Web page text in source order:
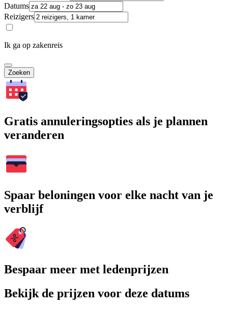
Datums
Reizigers
Ik ga op zakenreis
Zoeken
Gratis annuleringsopties als je plannen
veranderen
Spaar beloningen voor elke nacht van je
verblijf
Bespaar meer met ledenprijzen
Bekijk de prijzen voor deze datums